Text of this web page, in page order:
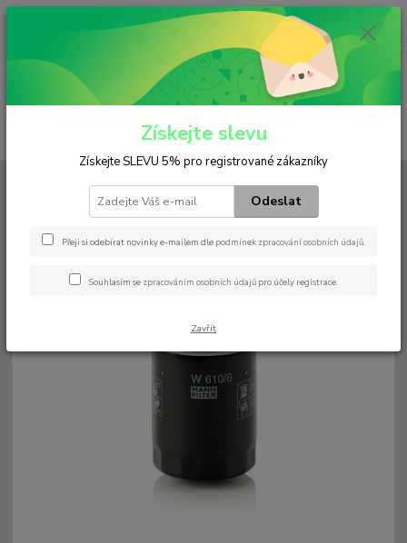
(Po-Pá, 6:30-15 hod.)
ks
0 Kč
W 610/6
Získejte slevu
Získejte SLEVU 5% pro registrované zákazníky
Odeslat
Přeji si odebírat novinky e-mailem dle podmínek zpracování osobních údajů.
Souhlasím se zpracováním osobních údajů pro účely registrace.
Zavřít